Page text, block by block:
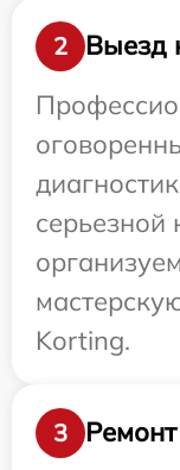
2
Выезд
серьезной
Korting.
3